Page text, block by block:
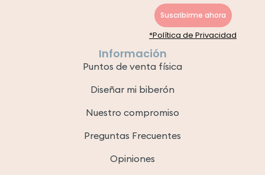
Suscribirme ahora
*Política de Privacidad
Información
Puntos de venta física
Diseñar mi biberón
Nuestro compromiso
Preguntas Frecuentes
Opiniones